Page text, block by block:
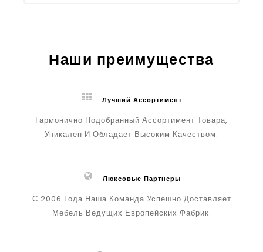
Наши преимущества
Лучший Ассортимент
Гармонично Подобранный Ассортимент Товара,
Уникален И Обладает Высоким Качеством.
Люксовые Партнеры
С 2006 Года Наша Команда Успешно Доставляет
Мебель Ведущих Европейских Фабрик.